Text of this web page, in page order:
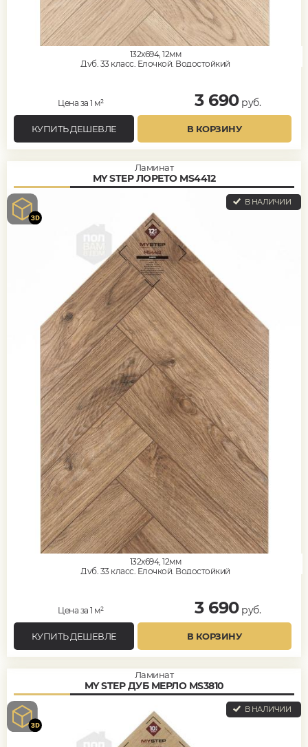
132x694, 12мм
Дуб, 33 класс, Елочкой, Водостойкий
Цена за 1 м² 3 690руб.
КУПИТЬ ДЕШЕВЛЕ В КОРЗИНУ
Ламинат
MY STEP ЛОРЕТО MS4412
В НАЛИЧИИ
132x694, 12мм
Дуб, 33 класс, Елочкой, Водостойкий
Цена за 1 м² 3 690руб.
КУПИТЬ ДЕШЕВЛЕ В КОРЗИНУ
Ламинат
MY STEP ДУБ МЕРЛО MS3810
В НАЛИЧИИ